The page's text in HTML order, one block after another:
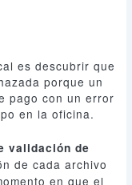
es descubrir que
porque un
pago con un error
en la oficina.
validación de
de cada archivo
en que el